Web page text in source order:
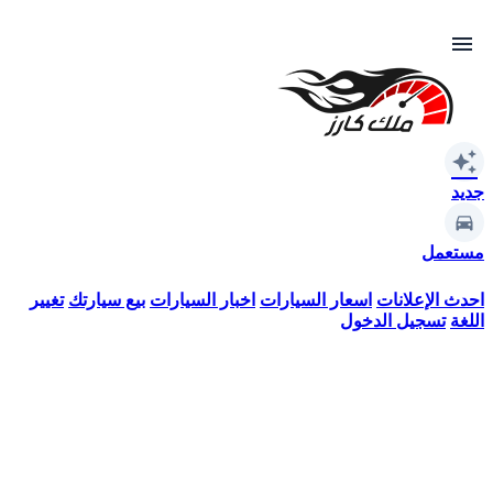
menu
auto_awesome
جديد
مستعمل
احدث الإعلانات اسعار السيارات اخبار السيارات بيع سيارتك تغيير
اللغة تسجيل الدخول